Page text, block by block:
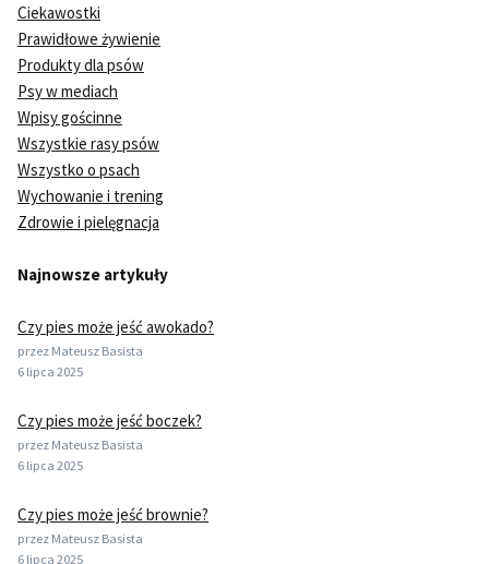
Ciekawostki
Prawidłowe żywienie
Produkty dla psów
Psy w mediach
Wpisy gościnne
Wszystkie rasy psów
Wszystko o psach
Wychowanie i trening
Zdrowie i pielęgnacja
Najnowsze artykuły
Czy pies może jeść awokado?
przez Mateusz Basista
6 lipca 2025
Czy pies może jeść boczek?
przez Mateusz Basista
6 lipca 2025
Czy pies może jeść brownie?
przez Mateusz Basista
6 lipca 2025